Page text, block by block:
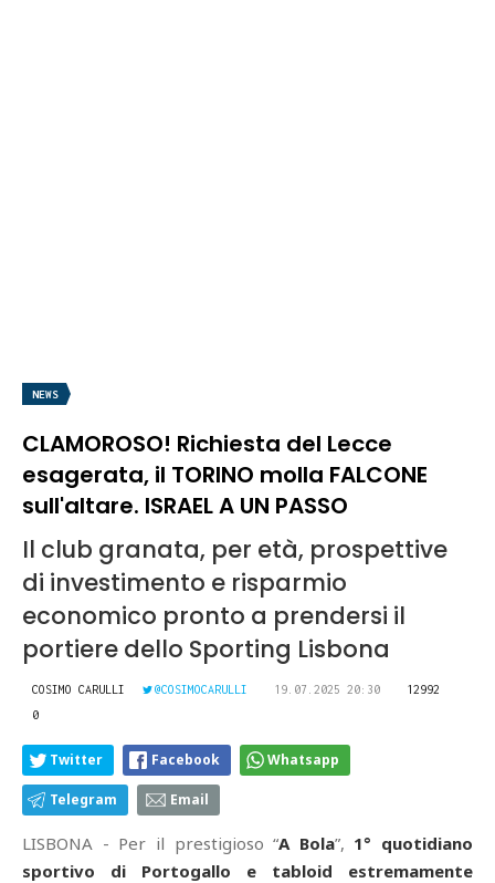
NEWS
CLAMOROSO! Richiesta del Lecce
esagerata, il TORINO molla FALCONE
sull'altare. ISRAEL A UN PASSO
Il club granata, per età, prospettive
di investimento e risparmio
economico pronto a prendersi il
portiere dello Sporting Lisbona
COSIMO CARULLI @COSIMOCARULLI 19.07.2025 20:30
12992
0
Twitter Facebook Whatsapp
Telegram Email
LISBONA - Per il prestigioso “A Bola”, 1° quotidiano
sportivo di Portogallo e tabloid estremamente